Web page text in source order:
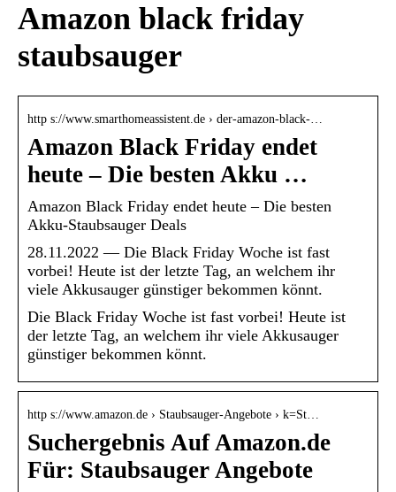
Amazon black friday
staubsauger
http s://www.smarthomeassistent.de › der-amazon-black-…
Amazon Black Friday endet
heute – Die besten Akku …
Amazon Black Friday endet heute – Die besten
Akku-Staubsauger Deals
28.11.2022 — Die Black Friday Woche ist fast
vorbei! Heute ist der letzte Tag, an welchem ihr
viele Akkusauger günstiger bekommen könnt.
Die Black Friday Woche ist fast vorbei! Heute ist
der letzte Tag, an welchem ihr viele Akkusauger
günstiger bekommen könnt.
http s://www.amazon.de › Staubsauger-Angebote › k=St…
Suchergebnis Auf Amazon.de
Für: Staubsauger Angebote